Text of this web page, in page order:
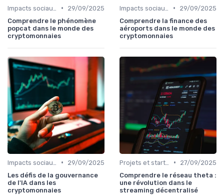
•
29/09/2025
Comprendre le phénomène
popcat dans le monde des
cryptomonnaies
•
29/09/2025
Comprendre la finance des
aéroports dans le monde des
cryptomonnaies
•
29/09/2025
Les défis de la gouvernance
de l'IA dans les
cryptomonnaies
•
27/09/2025
Comprendre le réseau theta :
une révolution dans le
streaming décentralisé